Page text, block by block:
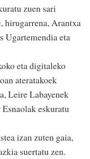
zuen sari
hirugarrena, Arantxa
Ugartemendia eta
eta digitaleko
ateratakoek
Leire Labayenek
eskuratu
izan zuten gaia,
suertatu zen.